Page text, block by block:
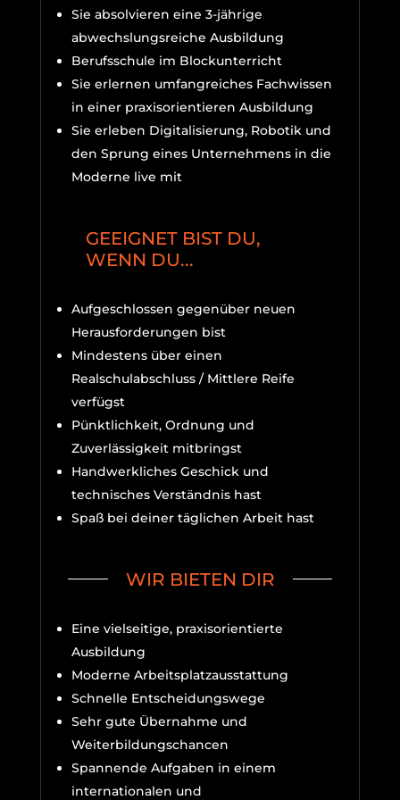
Sie absolvieren eine 3-jährige
abwechslungsreiche Ausbildung
Berufsschule im Blockunterricht
Sie erlernen umfangreiches Fachwissen
in einer praxisorientieren Ausbildung
Sie erleben Digitalisierung, Robotik und
den Sprung eines Unternehmens in die
Moderne live mit
GEEIGNET BIST DU,
WENN DU...
Aufgeschlossen gegenüber neuen
Herausforderungen bist
Mindestens über einen
Realschulabschluss / Mittlere Reife
verfügst
Pünktlichkeit, Ordnung und
Zuverlässigkeit mitbringst
Handwerkliches Geschick und
technisches Verständnis hast
Spaß bei deiner täglichen Arbeit hast
WIR BIETEN DIR
Eine vielseitige, praxisorientierte
Ausbildung
Moderne Arbeitsplatzausstattung
Schnelle Entscheidungswege
Sehr gute Übernahme und
Weiterbildungschancen
Spannende Aufgaben in einem
internationalen und